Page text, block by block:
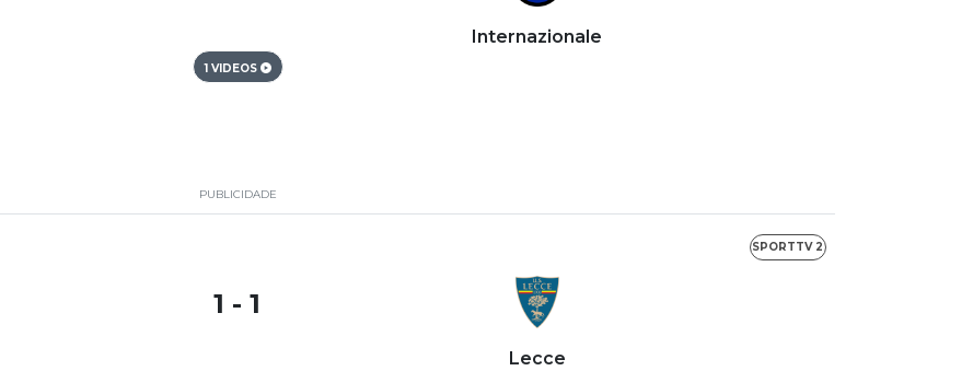
Internazionale
1 VIDEOS
PUBLICIDADE
SPORTTV 2
1 - 1
Lecce